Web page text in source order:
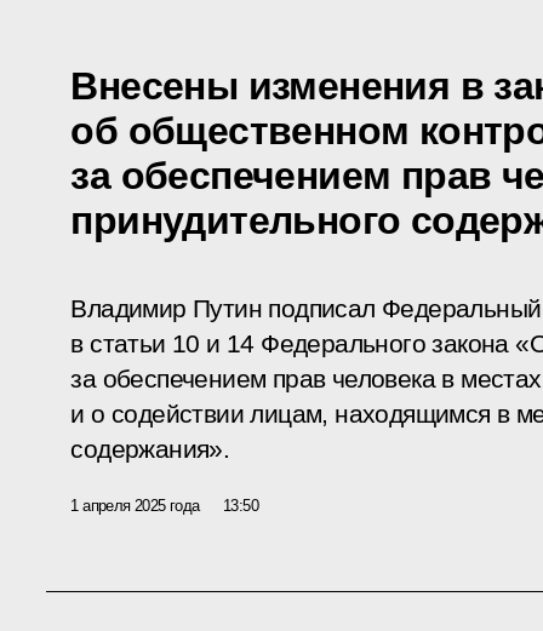
Внесены изменения в
об общественном
за обеспечением прав
принудительного
Владимир Путин подписал
в статьи 10 и 14 Федерального закона
за обеспечением прав человека в
и о содействии лицам, находящимся в
содержания».
1 апреля 2025 года 13:50